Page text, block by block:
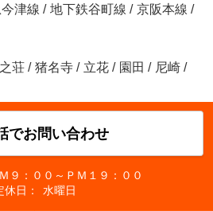
津線 / 地下鉄谷町線 / 京阪本線 /
荘 / 猪名寺 / 立花 / 園田 / 尼崎 /
でお問い合わせ
９：００～ＰＭ１９：００
休日：
水曜日